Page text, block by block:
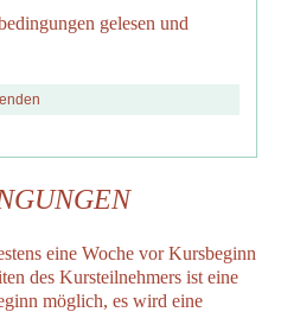
gelesen und
eine Woche vor Kursbeginn
des Kursteilnehmers ist eine
möglich, es wird eine